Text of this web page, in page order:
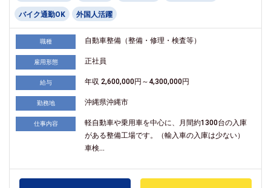
バイク通勤OK 外国人活躍
職種 自動車整備（整備・修理・検査等）
雇用形態 正社員
給与 年収 2,600,000円～4,300,000円
勤務地 沖縄県沖縄市
仕事内容
軽自動車や乗用車を中心に、月間約1300台の入庫
がある整備工場です。（輸入車の入庫は少ない）
車検...